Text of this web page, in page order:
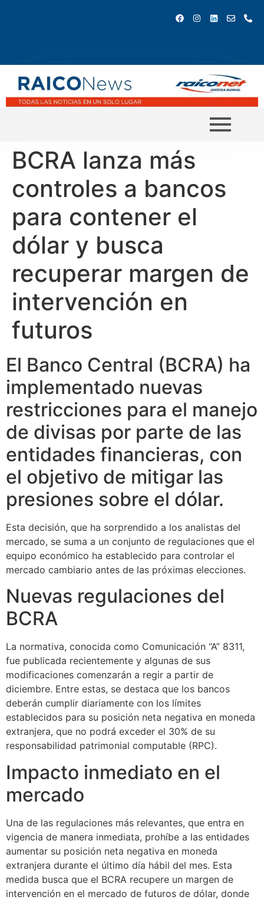
BCRA lanza más
controles a bancos
para contener el
dólar y busca
recuperar margen de
intervención en
futuros
El Banco Central (BCRA) ha
implementado nuevas
restricciones para el manejo
de divisas por parte de las
entidades financieras, con
el objetivo de mitigar las
presiones sobre el dólar.
Esta decisión, que ha sorprendido a los analistas del
mercado, se suma a un conjunto de regulaciones que el
equipo económico ha establecido para controlar el
mercado cambiario antes de las próximas elecciones.
Nuevas regulaciones del
BCRA
La normativa, conocida como Comunicación “A” 8311,
fue publicada recientemente y algunas de sus
modificaciones comenzarán a regir a partir de
diciembre. Entre estas, se destaca que los bancos
deberán cumplir diariamente con los límites
establecidos para su posición neta negativa en moneda
extranjera, que no podrá exceder el 30% de su
responsabilidad patrimonial computable (RPC).
Impacto inmediato en el
mercado
Una de las regulaciones más relevantes, que entra en
vigencia de manera inmediata, prohíbe a las entidades
aumentar su posición neta negativa en moneda
extranjera durante el último día hábil del mes. Esta
medida busca que el BCRA recupere un margen de
intervención en el mercado de futuros de dólar, donde